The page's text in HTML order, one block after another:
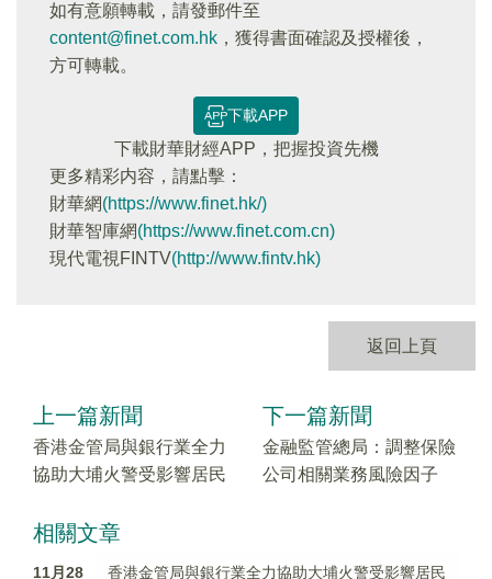
如有意願轉載，請發郵件至
content@finet.com.hk ，獲得書面確認及授權後，
方可轉載。
下載APP
下載財華財經APP，把握投資先機
更多精彩内容，請點擊：
財華網(https://www.finet.hk/)
財華智庫網(https://www.finet.com.cn)
現代電視FINTV(http://www.fintv.hk)
返回上頁
上一篇新聞
香港金管局與銀行業全力
協助大埔火警受影響居民
下一篇新聞
金融監管總局：調整保險
公司相關業務風險因子
相關文章
11月28 香港金管局與銀行業全力協助大埔火警受影響居民